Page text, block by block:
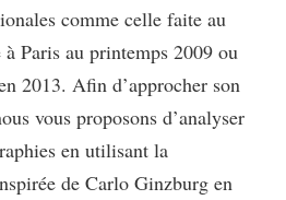
comme celle faite au
Paris au printemps 2009 ou
2013. Afin d’approcher son
vous proposons d’analyser
en utilisant la
de Carlo Ginzburg en